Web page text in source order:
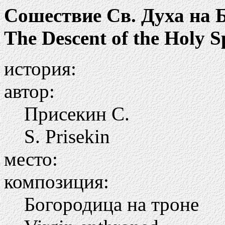
Сошествие Св. Духа на
The Descent of the Holy
история:
автор:
Присекин С.
S. Prisekin
место:
композиция:
Богородица на троне